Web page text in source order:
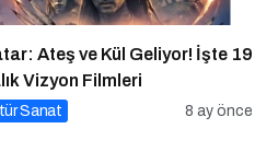
Ateş ve Kül Geliyor! İşte 19
Vizyon Filmleri
Sanat 8 ay önce